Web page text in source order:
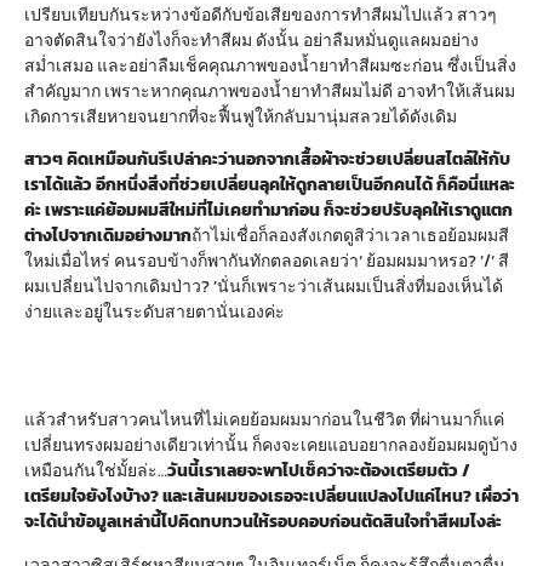
เปรียบเทียบกันระหว่างข้อดีกับข้อเสียของการทำสีผมไปแล้ว สาวๆ
อาจตัดสินใจว่ายังไงก็จะทำสีผม ดังนั้น อย่าลืมหมั่นดูแลผมอย่าง
สม่ำเสมอ และอย่าลืมเช็คคุณภาพของน้ำยาทำสีผมซะก่อน ซึ่งเป็นสิ่ง
สำคัญมาก เพราะหากคุณภาพของน้ำยาทำสีผมไม่ดี อาจทำให้เส้นผม
เกิดการเสียหายจนยากที่จะฟื้นฟูให้กลับมานุ่มสลวยได้ดังเดิม
สาวๆ คิดเหมือนกันรึเปล่าคะว่านอกจากเสื้อผ้าจะช่วยเปลี่ยนสไตล์ให้กับ
เราได้แล้ว อีกหนึ่งสิ่งที่ช่วยเปลี่ยนลุคให้ดูกลายเป็นอีกคนได้ ก็คือนี่แหละ
ค่ะ เพราะแค่ย้อมผมสีใหม่ที่ไม่เคยทำมาก่อน ก็จะช่วยปรับลุคให้เราดูแตก
ต่างไปจากเดิมอย่างมากถ้าไม่เชื่อก็ลองสังเกตดูสิว่าเวลาเธอย้อมผมสี
ใหม่เมื่อไหร่ คนรอบข้างก็พากันทักตลอดเลยว่า‘ ย้อมผมมาหรอ? ’/‘ สี
ผมเปลี่ยนไปจากเดิมป่าว? ’นั่นก็เพราะว่าเส้นผมเป็นสิ่งที่มองเห็นได้
ง่ายและอยู่ในระดับสายตานั่นเองค่ะ
แล้วสำหรับสาวคนไหนที่ไม่เคยย้อมผมมาก่อนในชีวิต ที่ผ่านมาก็แค่
เปลี่ยนทรงผมอย่างเดียวเท่านั้น ก็คงจะเคยแอบอยากลองย้อมผมดูบ้าง
เหมือนกันใช่มั้ยล่ะ…วันนี้เราเลยจะพาไปเช็คว่าจะต้องเตรียมตัว /
เตรียมใจยังไงบ้าง? และเส้นผมของเธอจะเปลี่ยนแปลงไปแค่ไหน? เผื่อว่า
จะได้นำข้อมูลเหล่านี้ไปคิดทบทวนให้รอบคอบก่อนตัดสินใจทำสีผมไงล่ะ